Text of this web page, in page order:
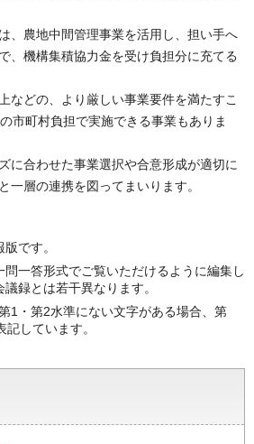
、農地中間管理事業を活用し、担い手へ
、機構集積協力金を受け負担分に充てる
などの、より厳しい事業要件を満たすこ
市町村負担で実施できる事業もありま
に合わせた事業選択や合意形成が適切に
一層の連携を図ってまいります。
です。
問一答形式でご覧いただけるように編集し
録とは若干異なります。
1・第2水準にない文字がある場合、第
記しています。